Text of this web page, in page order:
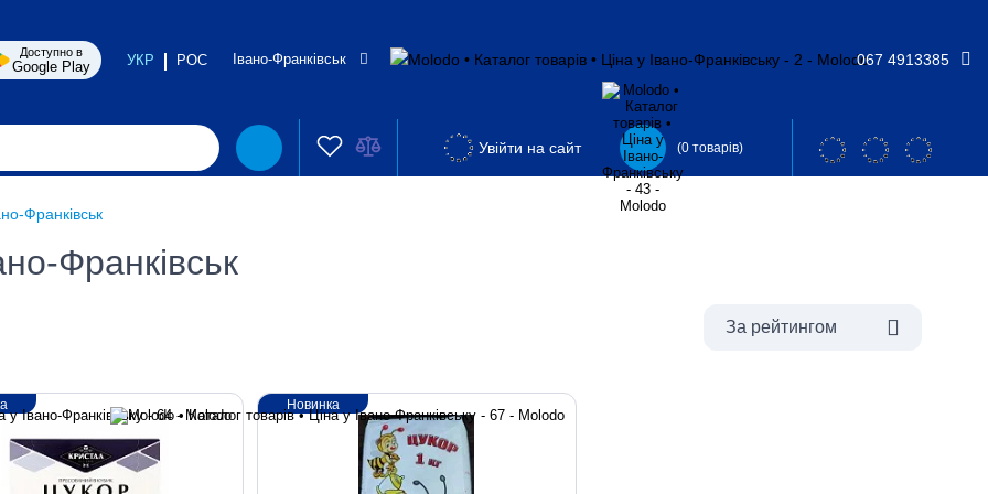
Доступно в
Google Play УКР РОС Івано-Франківськ 067 4913385
Увійти на сайт (0 товарів)
Франківськ
Франківськ
За рейтингом
Новинка